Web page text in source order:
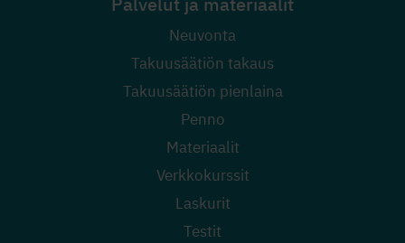
Neuvonta
Takuusäätiön takaus
Takuusäätiön pienlaina
Penno
Materiaalit
Verkkokurssit
Laskurit
Testit